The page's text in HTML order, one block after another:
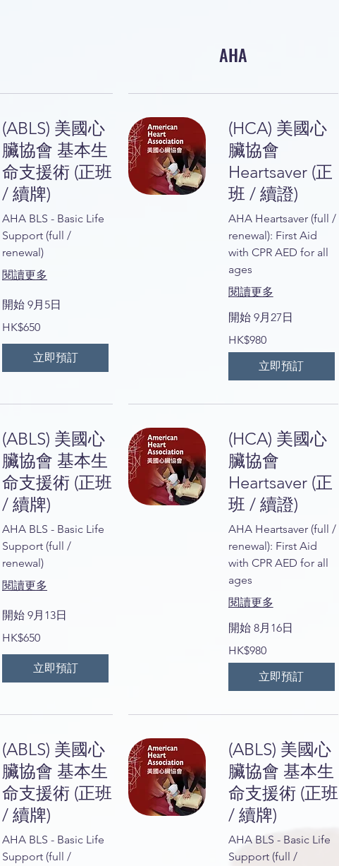
AHA
(ABLS) 美國心
臟協會 基本生
命支援術 (正班
/ 續牌)
AHA BLS - Basic Life
Support (full /
renewal)
閱讀更多
開始 9月5日
港
HK$650
立即預訂
(HCA) 美國心
臟協會
Heartsaver (正
班 / 續證)
AHA Heartsaver (full /
renewal): First Aid
with CPR AED for all
ages
閱讀更多
開始 9月27日
港
元
HK$980
立即預訂
(ABLS) 美國心
臟協會 基本生
命支援術 (正班
/ 續牌)
AHA BLS - Basic Life
Support (full /
renewal)
閱讀更多
開始 9月13日
港
HK$650
立即預訂
(HCA) 美國心
臟協會
Heartsaver (正
班 / 續證)
AHA Heartsaver (full /
renewal): First Aid
with CPR AED for all
ages
閱讀更多
開始 8月16日
港
元
HK$980
立即預訂
(ABLS) 美國心
臟協會 基本生
命支援術 (正班
/ 續牌)
AHA BLS - Basic Life
Support (full /
(ABLS) 美國心
臟協會 基本生
命支援術 (正班
/ 續牌)
AHA BLS - Basic Life
Support (full /